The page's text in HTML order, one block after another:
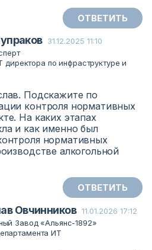
ОТВЕТИТЬ
31.12.2025 11:10
директора по инфраструктуре и
Подскажите по
контроля нормативных
На каких этапах
и как именно был
нормативных
алкогольной
ОТВЕТИТЬ
Овчинников 11.01.2026 17:12
Завод «Альянс-1892»
ИТ